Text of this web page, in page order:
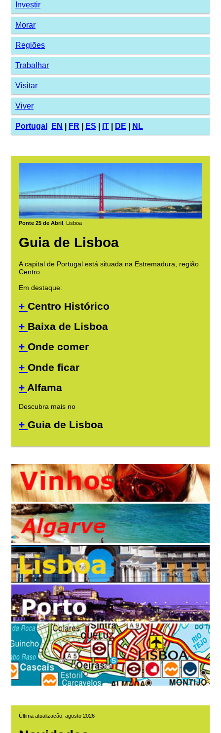
Investir
Morar
Regiões
Trabalhar
Visitar
Viver
Portugal EN FR ES IT DE NL
Ponte 25 de Abril , Lisboa
Guia de Lisboa
A capital de Portugal está situada na Estremadura, região
Centro.
Em destaque:
+ Centro Histórico
+ Baixa de Lisboa
+ Onde comer
+ Onde ficar
+ Alfama
Descubra mais no
+ Guia de Lisboa
Última atualização: agosto 2026